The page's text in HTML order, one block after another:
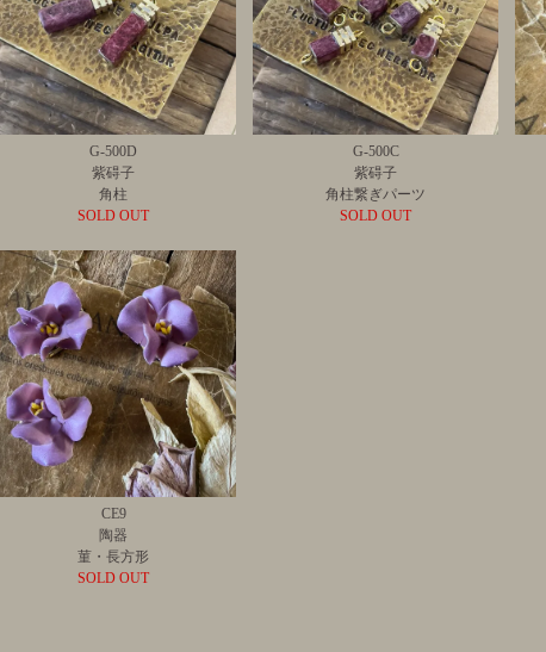
G-500D
紫碍子
角柱
SOLD OUT
G-500C
紫碍子
角柱繋ぎパーツ
SOLD OUT
CE9
陶器
菫・長方形
SOLD OUT